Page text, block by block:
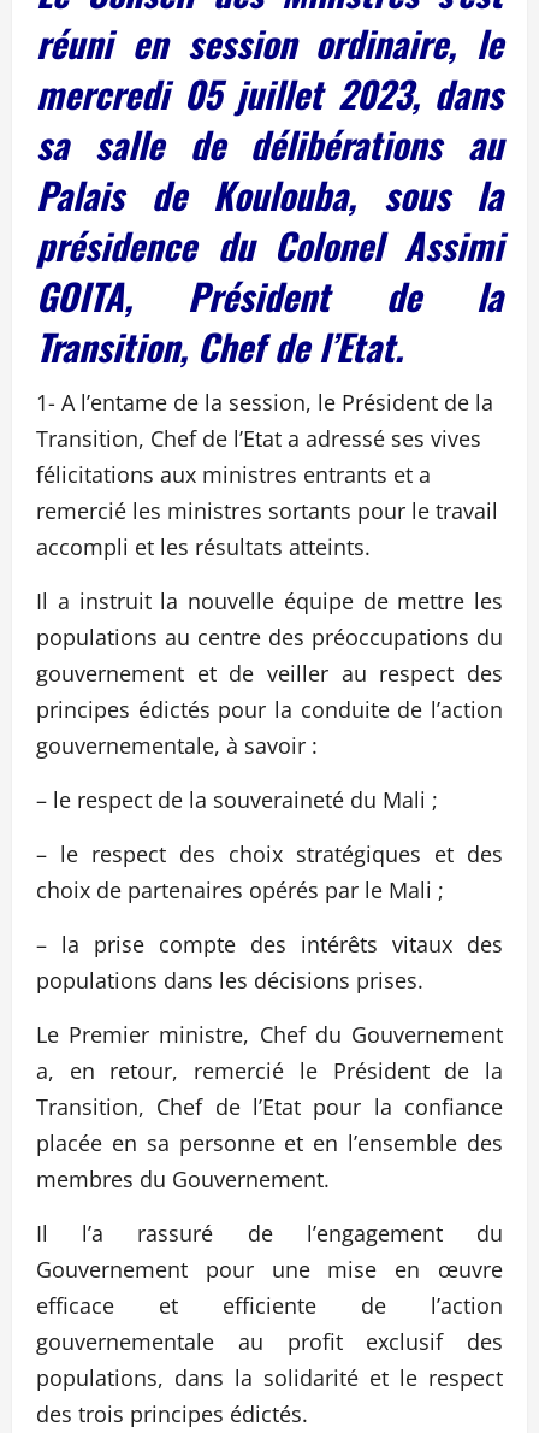
réuni en session ordinaire, le
mercredi 05 juillet 2023, dans
sa salle de délibérations au
Palais de Koulouba, sous la
présidence du Colonel Assimi
GOITA, Président de la
Transition, Chef de l’Etat.
1- A l’entame de la session, le Président de la
Transition, Chef de l’Etat a adressé ses vives
félicitations aux ministres entrants et a
remercié les ministres sortants pour le travail
accompli et les résultats atteints.
Il a instruit la nouvelle équipe de mettre les
populations au centre des préoccupations du
gouvernement et de veiller au respect des
principes édictés pour la conduite de l’action
gouvernementale, à savoir :
– le respect de la souveraineté du Mali ;
– le respect des choix stratégiques et des
choix de partenaires opérés par le Mali ;
– la prise compte des intérêts vitaux des
populations dans les décisions prises.
Le Premier ministre, Chef du Gouvernement
a, en retour, remercié le Président de la
Transition, Chef de l’Etat pour la confiance
placée en sa personne et en l’ensemble des
membres du Gouvernement.
Il l’a rassuré de l’engagement du
Gouvernement pour une mise en œuvre
efficace et efficiente de l’action
gouvernementale au profit exclusif des
populations, dans la solidarité et le respect
des trois principes édictés.